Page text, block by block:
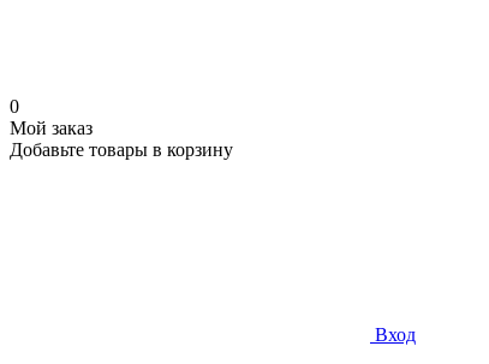
0
Мой заказ
Добавьте товары в корзину
Вход